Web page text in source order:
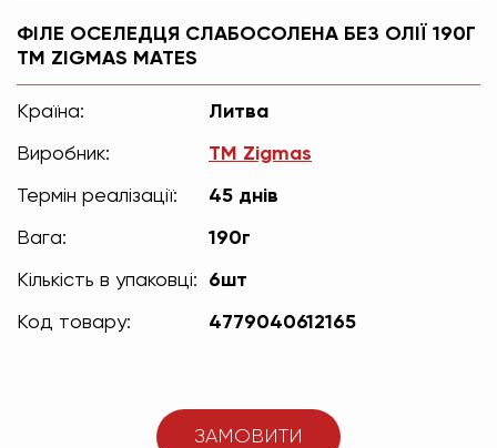
ФІЛЕ ОСЕЛЕДЦЯ СЛАБОСОЛЕНА БЕЗ ОЛІЇ 190Г
ТМ ZIGMAS MATES
Країна: Литва
Виробник: TM Zigmas
Термін реалізації: 45 днів
Вага: 190г
Кількість в упаковці: 6шт
Код товару: 4779040612165
ЗАМОВИТИ